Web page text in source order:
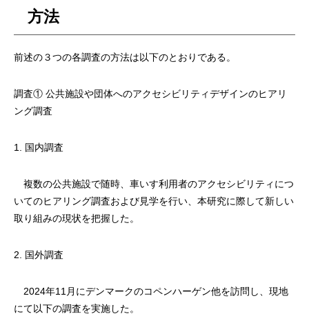
方法
前述の３つの各調査の方法は以下のとおりである。
調査① 公共施設や団体へのアクセシビリティデザインのヒアリ
ング調査
1. 国内調査
複数の公共施設で随時、車いす利用者のアクセシビリティにつ
いてのヒアリング調査および見学を行い、本研究に際して新しい
取り組みの現状を把握した。
2. 国外調査
2024年11月にデンマークのコペンハーゲン他を訪問し、現地
にて以下の調査を実施した。